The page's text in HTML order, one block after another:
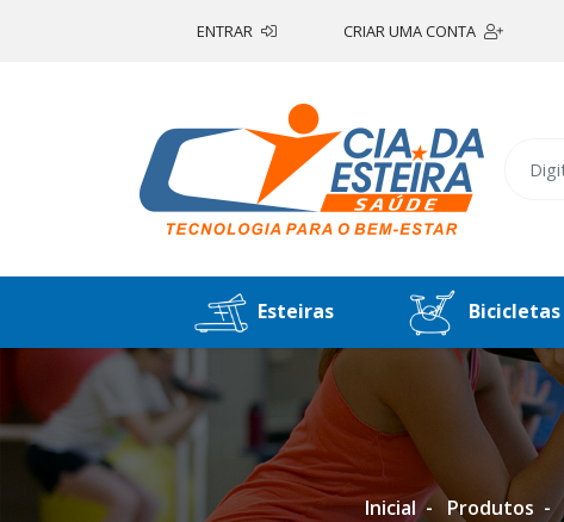
ENTRAR CRIAR UMA CONTA
Esteiras Bicicletas
Inicial Produtos